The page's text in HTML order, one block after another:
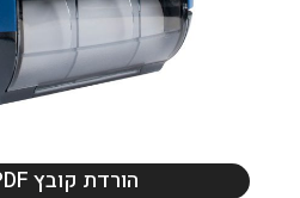
הורדת קובץ PDF